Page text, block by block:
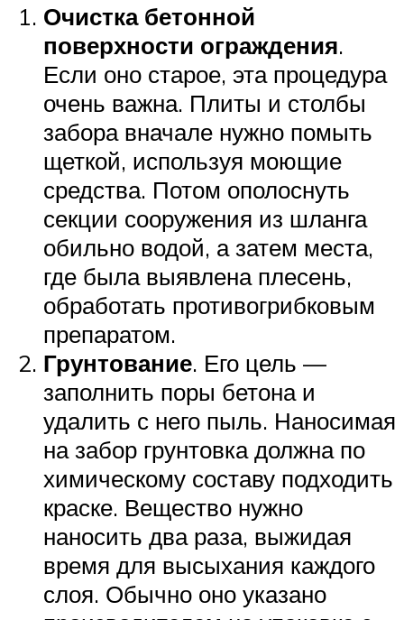
Очистка бетонной
поверхности ограждения.
Если оно старое, эта процедура
очень важна. Плиты и столбы
забора вначале нужно помыть
щеткой, используя моющие
средства. Потом ополоснуть
секции сооружения из шланга
обильно водой, а затем места,
где была выявлена плесень,
обработать противогрибковым
препаратом.
Грунтование. Его цель —
заполнить поры бетона и
удалить с него пыль. Наносимая
на забор грунтовка должна по
химическому составу подходить
краске. Вещество нужно
наносить два раза, выжидая
время для высыхания каждого
слоя. Обычно оно указано